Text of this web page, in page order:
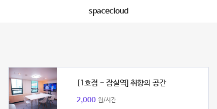
spacecloud
[1호점 - 잠실역] 취향의 공간
2,000 원/시간